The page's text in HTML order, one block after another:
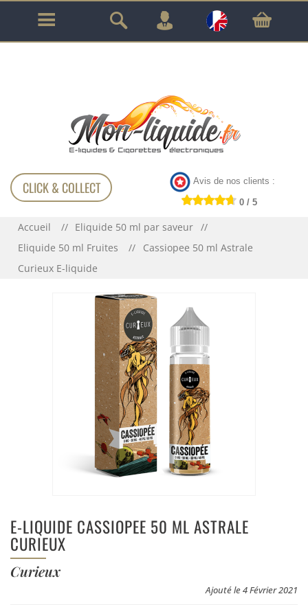
GARANTIE À VIE SUR TOUT LE MATÉRIEL
!!!
CLICK & COLLECT Avis de nos clients :
0 / 5
Accueil
Eliquide 50 ml par saveur
Eliquide 50 ml Fruites
Cassiopee 50 ml Astrale
Curieux E-liquide
E-LIQUIDE CASSIOPEE 50 ML ASTRALE
CURIEUX
Curieux
Ajouté le 4 Février 2021